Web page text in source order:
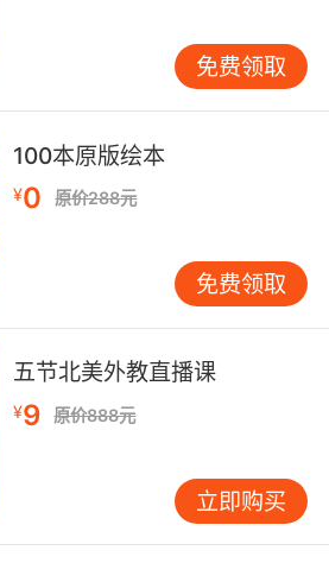
红色、蓝色、橙色、黄色、
小矮人闯入了这个寂静而又单
色森林有了明亮的颜色：绿色
丽的色彩。就在两位国王为
时，他们在森林里碰了个正
会在森林里大打出手吗？
主的七个小矮人故事中，孩子
，世界上还有赤、橙、黄、
缤纷且充满活力的色彩。有
的情节启发孩子从多角度思
免费领取
100本原版绘本
¥0 原价288元
免费领取
五节北美外教直播课
¥9 原价888元
立即购买